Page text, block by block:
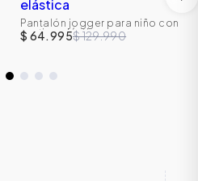
Pantalón jogger para niño con
pretina elástica
$ 64.995$ 129.990